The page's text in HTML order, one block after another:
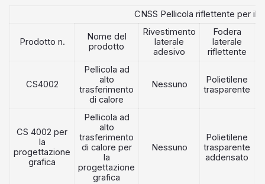
CNSS Pellicola riflettente per il
Prodotto n.
Nome del
prodotto
Rivestimento
laterale
adesivo
Fodera
laterale
riflettente
CS4002
Pellicola ad
alto
trasferimento
di calore
Nessuno
Polietilene
trasparente
CS 4002 per
la
progettazione
grafica
Pellicola ad
alto
trasferimento
di calore per
la
progettazione
grafica
Nessuno
Polietilene
trasparente
addensato